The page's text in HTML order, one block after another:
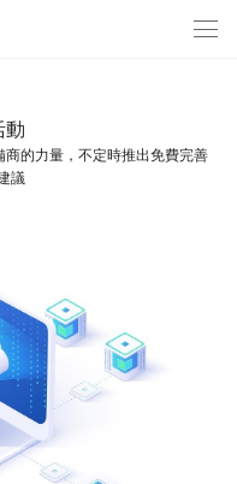
動
的力量，不定時推出免費完善
議